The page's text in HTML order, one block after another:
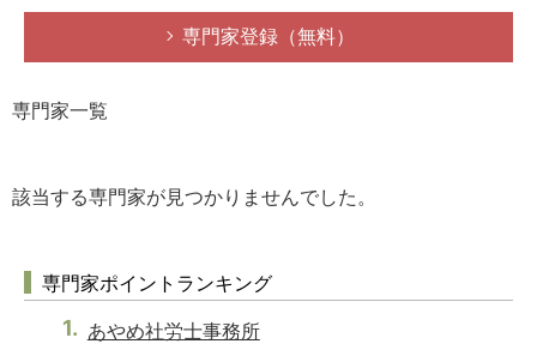
専門家登録（無料）
専門家一覧
該当する専門家が見つかりませんでした。
専門家ポイントランキング
あやめ社労士事務所